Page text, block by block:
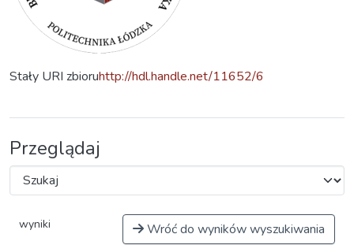
Stały URI zbioruhttp://hdl.handle.net/11652/6
Przeglądaj
wyniki Wróć do wyników wyszukiwania